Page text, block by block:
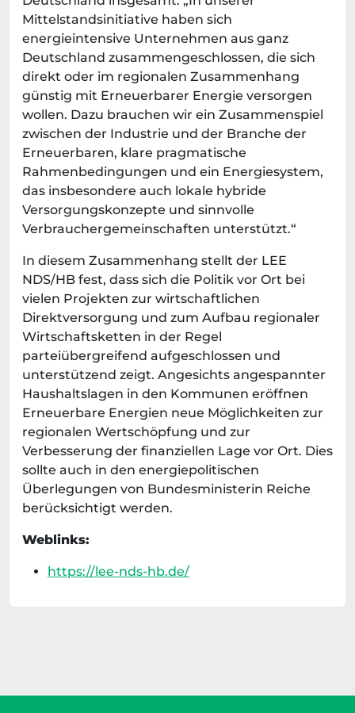
Mittelstandsinitiative haben sich
energieintensive Unternehmen aus ganz
Deutschland zusammengeschlossen, die sich
direkt oder im regionalen Zusammenhang
günstig mit Erneuerbarer Energie versorgen
wollen. Dazu brauchen wir ein Zusammenspiel
zwischen der Industrie und der Branche der
Erneuerbaren, klare pragmatische
Rahmenbedingungen und ein Energiesystem,
das insbesondere auch lokale hybride
Versorgungskonzepte und sinnvolle
Verbrauchergemeinschaften unterstützt.“
In diesem Zusammenhang stellt der LEE
NDS/HB fest, dass sich die Politik vor Ort bei
vielen Projekten zur wirtschaftlichen
Direktversorgung und zum Aufbau regionaler
Wirtschaftsketten in der Regel
parteiübergreifend aufgeschlossen und
unterstützend zeigt. Angesichts angespannter
Haushaltslagen in den Kommunen eröffnen
Erneuerbare Energien neue Möglichkeiten zur
regionalen Wertschöpfung und zur
Verbesserung der finanziellen Lage vor Ort. Dies
sollte auch in den energiepolitischen
Überlegungen von Bundesministerin Reiche
berücksichtigt werden.
Weblinks:
https://lee-nds-hb.de/